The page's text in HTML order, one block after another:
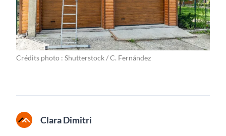
Crédits photo : Shutterstock / C. Fernández
Clara Dimitri